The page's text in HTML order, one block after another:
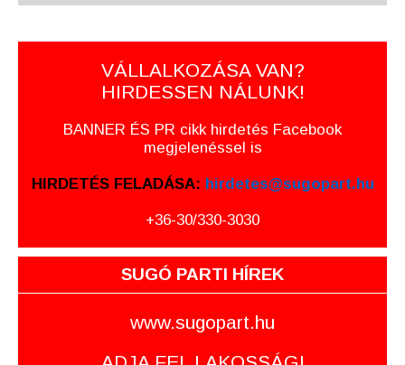
VÁLLALKOZÁSA VAN?
HIRDESSEN NÁLUNK!
BANNER ÉS PR cikk hirdetés Facebook
megjelenéssel is
HIRDETÉS FELADÁSA: hirdetes@sugopart.hu
+36-30/330-3030
SUGÓ PARTI HÍREK
www.sugopart.hu